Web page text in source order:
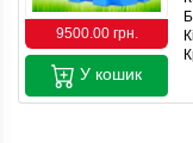
9500.00 грн.
У кошик